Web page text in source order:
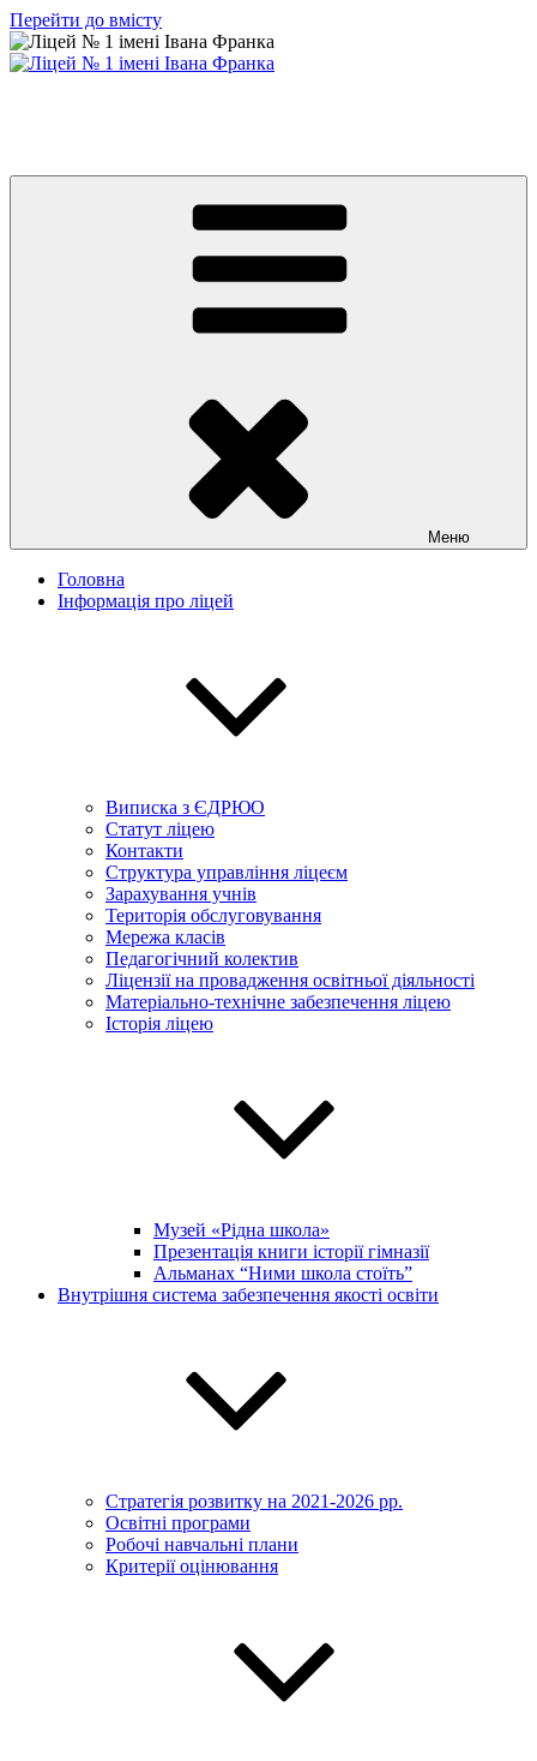
Перейти до вмісту
Меню
Головна
Інформація про ліцей
Виписка з ЄДРЮО
Статут ліцею
Контакти
Структура управління ліцеєм
Зарахування учнів
Територія обслуговування
Мережа класів
Педагогічний колектив
Ліцензії на провадження освітньої діяльності
Матеріально-технічне забезпечення ліцею
Історія ліцею
Музей «Рідна школа»
Презентація книги історії гімназії
Альманах “Ними школа стоїть”
Внутрішня система забезпечення якості освіти
Стратегія розвитку на 2021-2026 рр.
Освітні програми
Робочі навчальні плани
Критерії оцінювання